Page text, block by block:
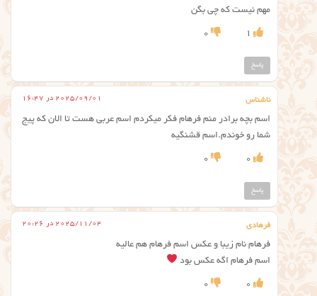
مهم نیست که چی بگن
1
0
پاسخ
ناشناس 2025/09/01 در 16:47
اسم بچه برادر منم فرهام فکر میکردم اسم عربی هست تا الان که پیج
شما رو خوندم.اسم قشنگیه
0
0
پاسخ
فرهادی 2025/11/04 در 20:26
فرهام نام زیبا و عکس اسم فرهام هم عالیه
اسم فرهام اگه عکس بود
0
0